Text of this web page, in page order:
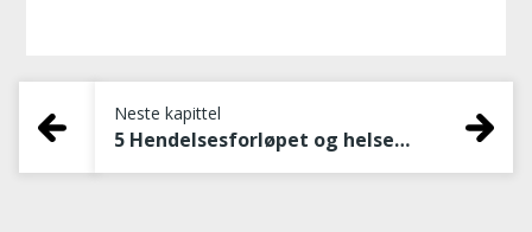
Neste kapittel
5 Hendelsesforløpet og helsehjelpen